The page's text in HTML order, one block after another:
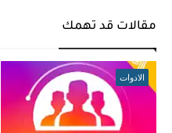
مقالات قد تهمك
الادوات